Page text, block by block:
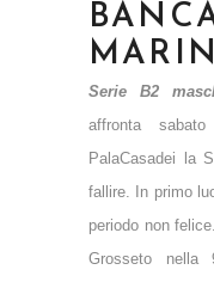
Serie B2
affronta
PalaCasadei la
fallire. In primo
periodo non
Grosseto nella